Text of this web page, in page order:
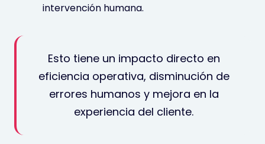
intervención humana.
Esto tiene un impacto directo en
eficiencia operativa, disminución de
errores humanos y mejora en la
experiencia del cliente.